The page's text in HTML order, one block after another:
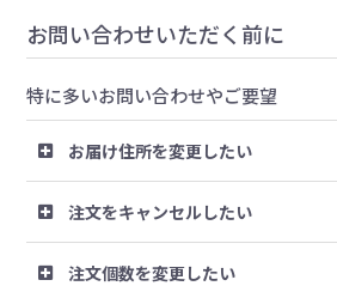
お問い合わせいただく前に
特に多いお問い合わせやご要望
お届け住所を変更したい
注文をキャンセルしたい
注文個数を変更したい